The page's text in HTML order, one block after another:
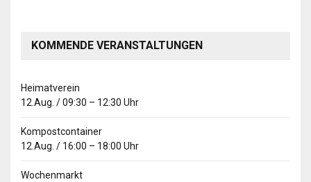
KOMMENDE VERANSTALTUNGEN
Heimatverein
12.Aug. /09:30 – 12:30 Uhr
Kompostcontainer
12.Aug. / 16:00 – 18:00 Uhr
Wochenmarkt